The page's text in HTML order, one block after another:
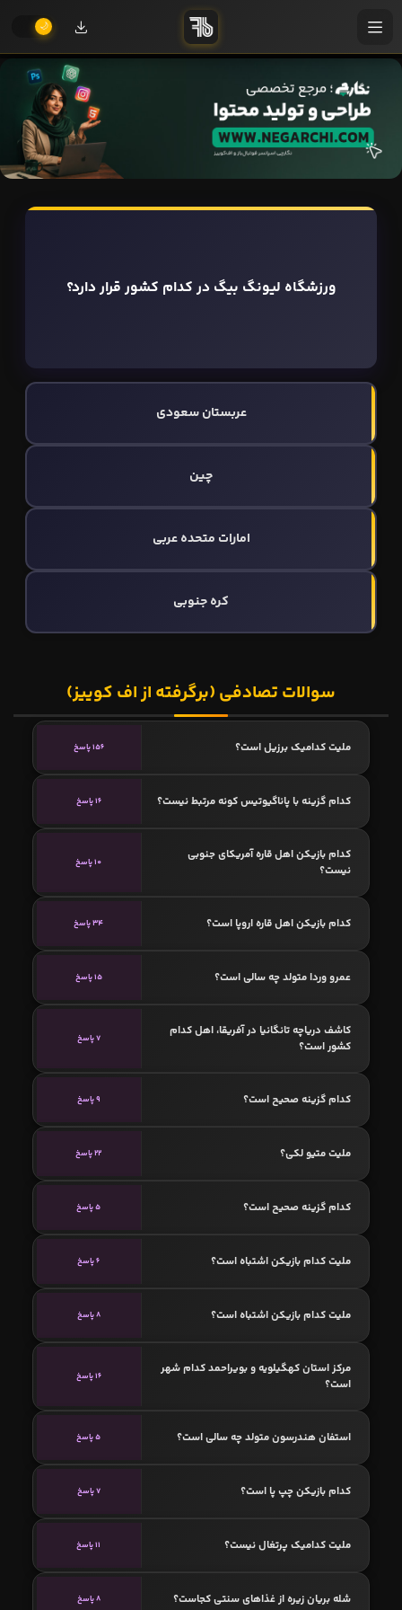
ورزشگاه لیونگ بیگ در کدام کشور قرار دارد؟
عربستان سعودی
چین
امارات متحده عربی
کره جنوبی
سوالات تصادفی (برگرفته از اف کوییز)
ملیت کدامیک برزیل است؟ 156 پاسخ
کدام گزینه با پاناگیوتیس کونه مرتبط نیست؟ 16 پاسخ
کدام بازیکن اهل قاره آمریکای جنوبی
نیست؟
10 پاسخ
کدام بازیکن اهل قاره اروپا است؟ 34 پاسخ
عمرو وردا متولد چه سالی است؟ 15 پاسخ
کاشف دریاچه تانگانیا در آفریقا، اهل کدام
کشور است؟
7 پاسخ
کدام گزینه صحیح است؟ 9 پاسخ
ملیت متیو لكی؟ 22 پاسخ
کدام گزینه صحیح است؟ 5 پاسخ
ملیت کدام بازیکن اشتباه است؟ 6 پاسخ
ملیت کدام بازیکن اشتباه است؟ 8 پاسخ
مرکز استان کهگیلویه و بویراحمد کدام شهر
است؟
16 پاسخ
استفان هندرسون متولد چه سالی است؟ 5 پاسخ
کدام بازیکن چپ پا است؟ 7 پاسخ
ملیت کدامیک پرتغال نیست؟ 11 پاسخ
شله بریان زیره از غذاهای سنتی کجاست؟ 8 پاسخ